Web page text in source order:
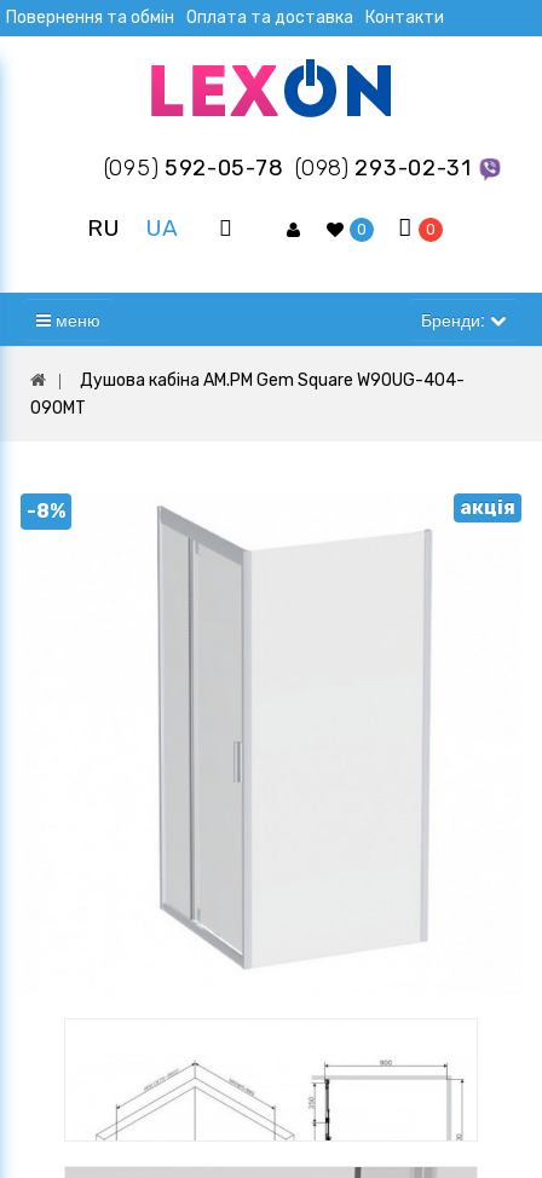
Повернення та обмін Оплата та доставка Контакти
(095) 592-05-78 (098) 293-02-31
RU UA 0 0
меню Бренди:
Душова кабіна AM.PM Gem Square W90UG-404-
090MT
-8% акція